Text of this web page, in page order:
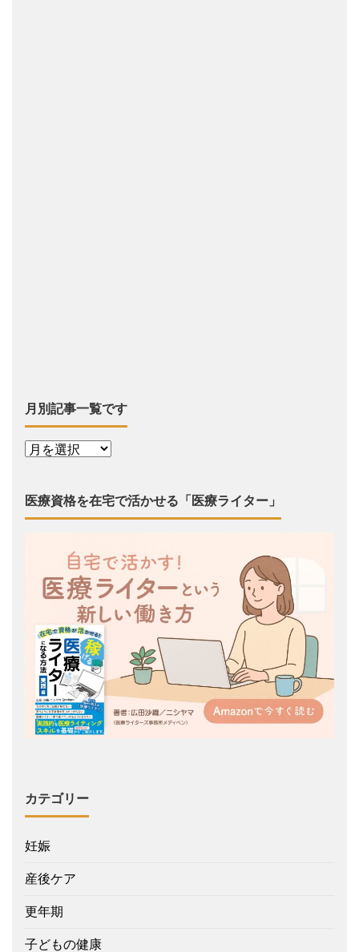
月別記事一覧です
医療資格を在宅で活かせる「医療ライター」
カテゴリー
妊娠
産後ケア
更年期
子どもの健康